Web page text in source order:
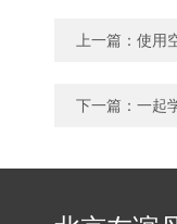
上一篇： 使用
下一篇： 一起